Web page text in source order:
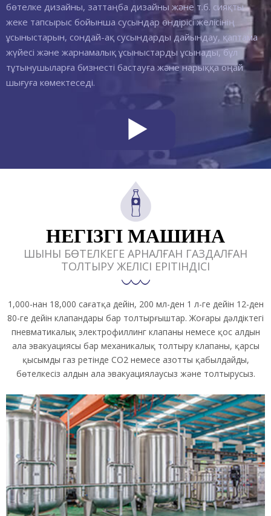
бөтелке дизайны, заттаңба дизайны және т.б. сияқты
жеке тапсырыс бойынша сусындар өндірісі желісінің
ұсыныстарын, сондай-ақ сусындарды дайындау, қаптама
жүйесі және жарнамалық ұсыныстарды ұсынады, бұл
тұтынушыларға бизнесті бастауға және нарыққа оңай
шығуға көмектеседі.
НЕГІЗГІ МАШИНА
ШЫНЫ БӨТЕЛКЕГЕ АРНАЛҒАН ГАЗДАЛҒАН
ТОЛТЫРУ ЖЕЛІСІ ЕРІТІНДІСІ
1,000-нан 18,000 сағатқа дейін, 200 мл-ден 1 л-ге дейін 12-ден
80-ге дейін клапандары бар толтырғыштар. Жоғары дәлдіктегі
пневматикалық электрофиллинг клапаны немесе қос алдын
ала эвакуациясы бар механикалық толтыру клапаны, қарсы
қысымды газ ретінде CO2 немесе азотты қабылдайды,
бөтелкесіз алдын ала эвакуациялаусыз және толтырусыз.